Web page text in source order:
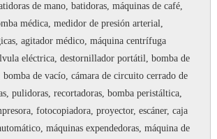
de mano, batidoras, máquinas de café,
médica, medidor de presión arterial,
agitador médico, máquina centrífuga
eléctrica, destornillador portátil, bomba de
bomba de vacío, cámara de circuito cerrado de
pulidoras, recortadoras, bomba peristáltica,
fotocopiadora, proyector, escáner, caja
máquinas expendedoras, máquina de